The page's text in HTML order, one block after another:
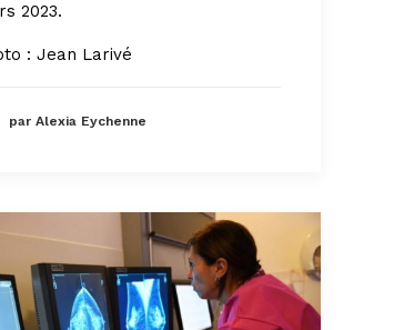
2023.
: Jean Larivé
par Alexia Eychenne